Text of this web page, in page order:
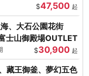
$47,500 起
、大石公園花街
士山御殿場OUTLET
$30,900 起
藏王御釜、夢幻五色